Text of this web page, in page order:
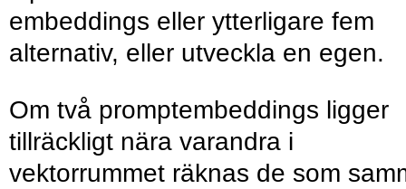
embeddings eller ytterligare fem
alternativ, eller utveckla en egen.
Om två promptembeddings ligger
tillräckligt nära varandra i
vektorrummet räknas de som